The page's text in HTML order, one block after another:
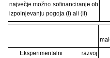
največje možno sofinanciranje ob
izpolnjevanju pogoja (i) ali (ii)
Eksperimentalni razvoj